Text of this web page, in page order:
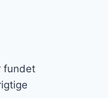
fundet